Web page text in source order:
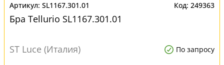
SL1167.301.01 249363
Бра Tellurio SL1167.301.01
ST Luce (Италия) По запросу